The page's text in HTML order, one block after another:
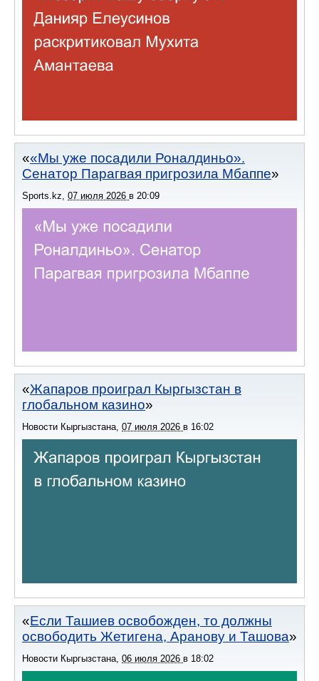
«Мы уже посадили Роналдиньо».
Сенатор Парагвая пригрозила Мбаппе
Sports.kz 07 июля 2026 в 20:09
Жапаров проиграл Кыргызстан в
глобальном казино
Новости Кыргызстана, 07 июля 2026 в 16:02
Если Ташиев освобожден, то должны
освободить Жетигена, Аранову и Ташова
Новости Кыргызстана, 06 июля 2026 в 18:02